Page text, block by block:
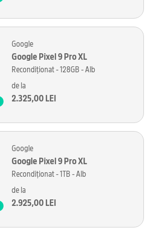
Google
Google Pixel 9 Pro XL
Recondiționat - 128GB - Alb
de la
2.325,00 LEI
Google
Google Pixel 9 Pro XL
Recondiționat - 1TB - Alb
de la
2.925,00 LEI